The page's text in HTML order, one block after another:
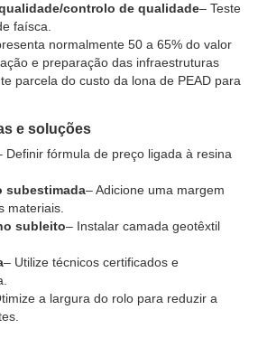
controlo de qualidade– Teste
faísca.
normalmente 50 a 65% do valor
e preparação das infraestruturas
parcela do custo da lona de PEAD para
e soluções
Definir fórmula de preço ligada à resina
subestimada– Adicione uma margem
materiais.
subleito– Instalar camada geotêxtil
– Utilize técnicos certificados e
a largura do rolo para reduzir a